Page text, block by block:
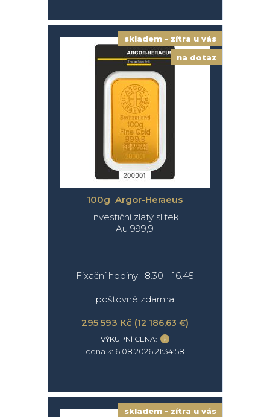
skladem - zítra u vás
na dotaz
100g Argor-Heraeus
Investiční zlatý slitek
Au 999,9
Fixační hodiny: 8.30 - 16.45
poštovné zdarma
295 593 Kč (12 186,63 €)
VÝKUPNÍ CENA:
cena k: 6.08.2026 21:34:58
skladem - zítra u vás